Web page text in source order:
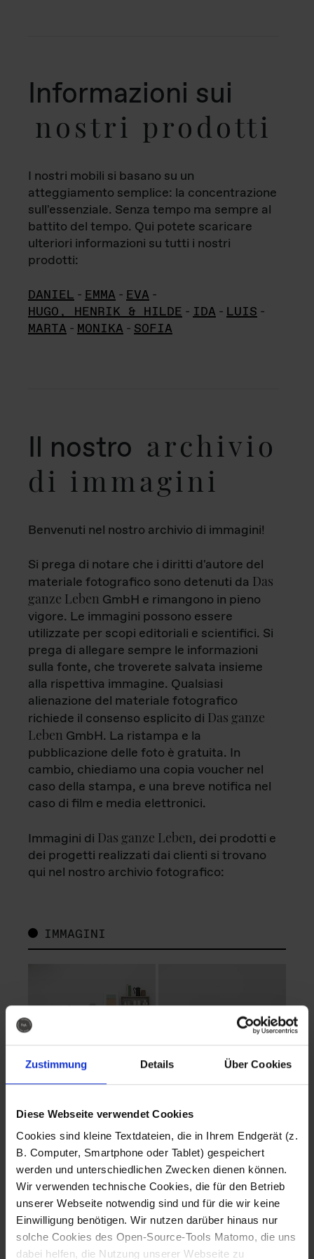
Zustimmung Details Über Cookies
Diese Webseite verwendet Cookies
Cookies sind kleine Textdateien, die in Ihrem Endgerät (z.
B. Computer, Smartphone oder Tablet) gespeichert
werden und unterschiedlichen Zwecken dienen können.
Wir verwenden technische Cookies, die für den Betrieb
unserer Webseite notwendig sind und für die wir keine
Einwilligung benötigen. Wir nutzen darüber hinaus nur
solche Cookies des Open-Source-Tools Matomo, die uns
dabei helfen, die Nutzung unserer Webseite zu
Informazioni sui
nostri prodotti
I nostri mobili si basano su un
atteggiamento semplice: la concentrazione
sull'essenziale. Senza tempo ma sempre al
battito del tempo. Qui potete scaricare
ulteriori informazioni su tutti i nostri
prodotti:
DANIEL - EMMA - EVA -
HUGO, HENRIK & HILDE - IDA - LUIS -
MARTA - MONIKA - SOFIA
Il nostro archivio
di immagini
Benvenuti nel nostro archivio di immagini!
Si prega di notare che i diritti d'autore del
materiale fotografico sono detenuti da Das
ganze Leben GmbH e rimangono in pieno
vigore. Le immagini possono essere
utilizzate per scopi editoriali e scientifici. Si
prega di allegare sempre le informazioni
sulla fonte, che troverete salvata insieme
alla rispettiva immagine. Qualsiasi
alienazione del materiale fotografico
richiede il consenso esplicito di Das ganze
Leben GmbH. La ristampa e la
pubblicazione delle foto è gratuita. In
cambio, chiediamo una copia voucher nel
caso della stampa, e una breve notifica nel
caso di film e media elettronici.
Immagini di Das ganze Leben, dei prodotti e
dei progetti realizzati dai clienti si trovano
qui nel nostro archivio fotografico:
IMMAGINI
Fotografo: Lorenz
Sternbach
Download
Fotografo: Lorenz
Sternbach
Download